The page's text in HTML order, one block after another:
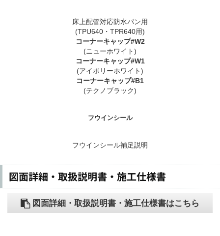
床上配管対応防水パン用
(TPU640・TPR640用)
コーナーキャップ#W2
(ニューホワイト)
コーナーキャップ#W1
(アイボリーホワイト)
コーナーキャップ#B1
(テクノブラック)
フウインシール
フウインシール補足説明
図面詳細・取扱説明書・施工仕様書
図面詳細・取扱説明書・施工仕様書はこちら